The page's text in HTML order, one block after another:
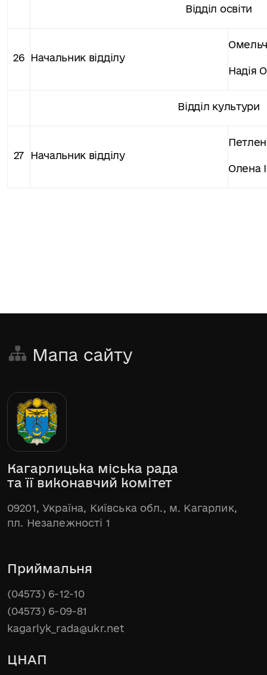
Відділ освіти
26 Начальник відділу
Надія
Відділ культури
27 Начальник відділу
Олена
Мапа сайту
Кагарлицька міська рада
та її виконавчий комітет
09201, Україна, Київська обл., м. Кагарлик,
пл. Незалежності 1
Приймальня
(04573) 6-12-10
(04573) 6-09-81
kagarlyk_rada@ukr.net
ЦНАП